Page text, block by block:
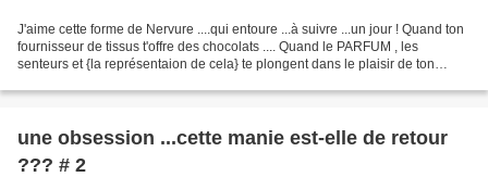
J'aime cette forme de Nervure ....qui entoure ...à suivre ...un jour ! Quand ton
fournisseur de tissus t'offre des chocolats .... Quand le PARFUM , les
senteurs et {la représentaion de cela} te plongent dans le plaisir de ton
une obsession ...cette manie est-elle de retour
??? # 2